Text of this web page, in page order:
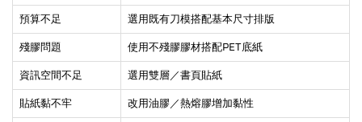
預算不足
選用既有刀模搭配基本尺寸排版
殘膠問題
使用不殘膠膠材搭配PET底紙
資訊空間不足
選用雙層／書頁貼紙
貼紙黏不牢
改用油膠／熱熔膠增加黏性